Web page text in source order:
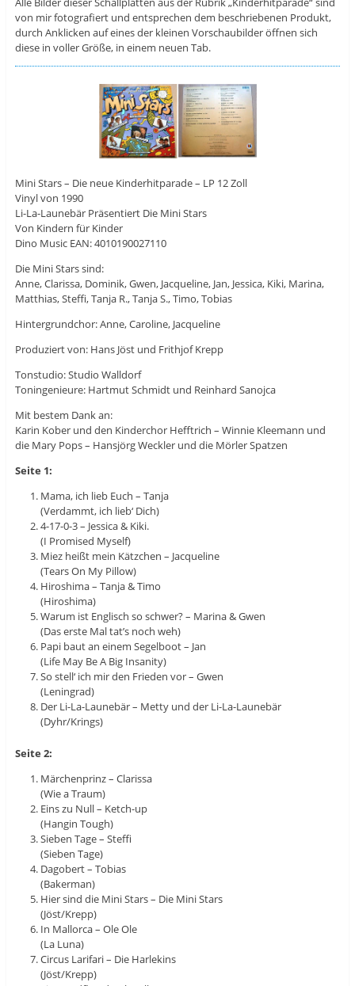
von mir fotografiert und entsprechen dem beschriebenen Produkt,
durch Anklicken auf eines der kleinen Vorschaubilder öffnen sich
diese in voller Größe, in einem neuen Tab.
Mini Stars – Die neue Kinderhitparade – LP 12 Zoll
Vinyl von 1990
Li-La-Launebär Präsentiert Die Mini Stars
Von Kindern für Kinder
Dino Music EAN: 4010190027110
Die Mini Stars sind:
Anne, Clarissa, Dominik, Gwen, Jacqueline, Jan, Jessica, Kiki, Marina,
Matthias, Steffi, Tanja R., Tanja S., Timo, Tobias
Hintergrundchor: Anne, Caroline, Jacqueline
Produziert von: Hans Jöst und Frithjof Krepp
Tonstudio: Studio Walldorf
Toningenieure: Hartmut Schmidt und Reinhard Sanojca
Mit bestem Dank an:
Karin Kober und den Kinderchor Hefftrich – Winnie Kleemann und
die Mary Pops – Hansjörg Weckler und die Mörler Spatzen
Seite 1:
Mama, ich lieb Euch – Tanja
(Verdammt, ich lieb‘ Dich)
4-17-0-3 – Jessica & Kiki.
(I Promised Myself)
Miez heißt mein Kätzchen – Jacqueline
(Tears On My Pillow)
Hiroshima – Tanja & Timo
(Hiroshima)
Warum ist Englisch so schwer? – Marina & Gwen
(Das erste Mal tat’s noch weh)
Papi baut an einem Segelboot – Jan
(Life May Be A Big Insanity)
So stell‘ ich mir den Frieden vor – Gwen
(Leningrad)
Der Li-La-Launebär – Metty und der Li-La-Launebär
(Dyhr/Krings)
Seite 2:
Märchenprinz – Clarissa
(Wie a Traum)
Eins zu Null – Ketch-up
(Hangin Tough)
Sieben Tage – Steffi
(Sieben Tage)
Dagobert – Tobias
(Bakerman)
Hier sind die Mini Stars – Die Mini Stars
(Jöst/Krepp)
In Mallorca – Ole Ole
(La Luna)
Circus Larifari – Die Harlekins
(Jöst/Krepp)